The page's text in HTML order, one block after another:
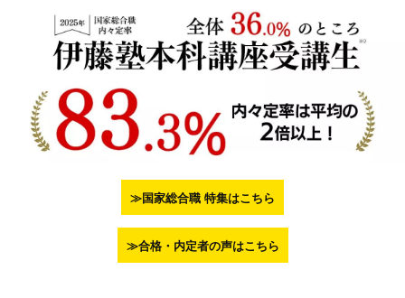
≫国家総合職 特集はこちら
≫合格・内定者の声はこちら